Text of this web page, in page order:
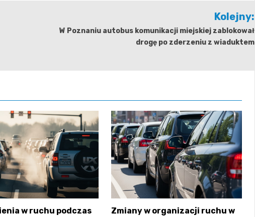
Kolejny:
W Poznaniu autobus komunikacji miejskiej zablokował
drogę po zderzeniu z wiaduktem
w ruchu podczas
Zmiany w organizacji ruchu w